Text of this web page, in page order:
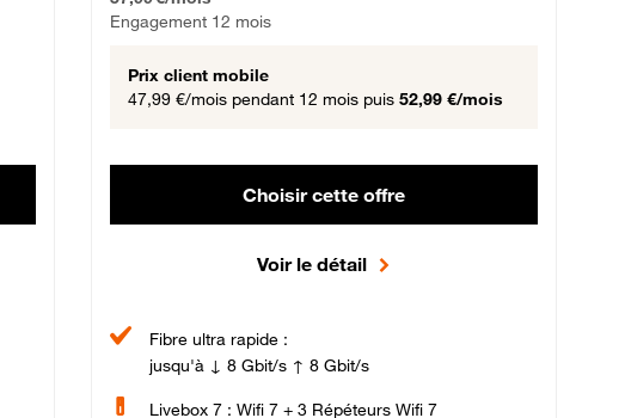
Engagement 12 mois
Prix client mobile
47,99 €/mois pendant 12 mois puis 52,99 €/mois
Choisir cette offre
Voir le détail
Fibre ultra rapide :
jusqu'à ↓ 8 Gbit/s ↑ 8 Gbit/s
Livebox 7 : Wifi 7 + 3 Répéteurs Wifi 7